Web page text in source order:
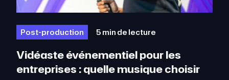
Post-production 5 min de lecture
Vidéaste événementiel pour les
entreprises : quelle musique choisir